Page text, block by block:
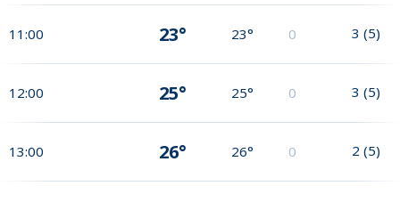
11:00 23° 23° 0 3 (5)
12:00 25° 25° 0 3 (5)
13:00 26° 26° 0 2 (5)